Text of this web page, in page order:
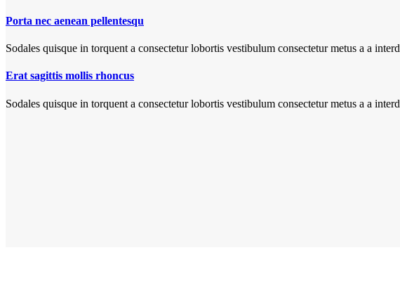
Porta nec aenean pellentesqu
Sodales quisque in torquent a consectetur lobortis vestibulum consectetur metus a a
Erat sagittis mollis rhoncus
Sodales quisque in torquent a consectetur lobortis vestibulum consectetur metus a a